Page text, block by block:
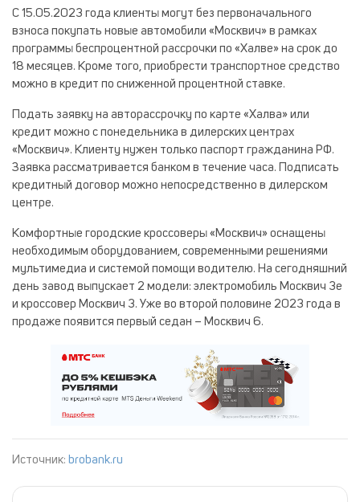
С 15.05.2023 года клиенты могут без первоначального
взноса покупать новые автомобили «Москвич» в рамках
программы беспроцентной рассрочки по «Халве» на срок до
18 месяцев. Кроме того, приобрести транспортное средство
можно в кредит по сниженной процентной ставке.
Подать заявку на авторассрочку по карте «Халва» или
кредит можно с понедельника в дилерских центрах
«Москвич». Клиенту нужен только паспорт гражданина РФ.
Заявка рассматривается банком в течение часа. Подписать
кредитный договор можно непосредственно в дилерском
центре.
Комфортные городские кроссоверы «Москвич» оснащены
необходимым оборудованием, современными решениями
мультимедиа и системой помощи водителю. На сегодняшний
день завод выпускает 2 модели: электромобиль Москвич 3е
и кроссовер Москвич 3. Уже во второй половине 2023 года в
продаже появится первый седан – Москвич 6.
Источник: brobank.ru